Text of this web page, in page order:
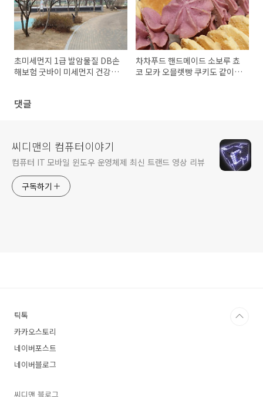
초미세먼지 1급 발암물질 DB손
해보험 굿바이 미세먼지 건강보
차차푸드 핸드메이드 소보루 쵸
코 모카 오믈렛빵 쿠키도 같이
댓글
씨디맨의 컴퓨터이야기
컴퓨터 IT 모바일 윈도우 운영체제 최신 트랜드 영상 리뷰
구독하기
틱톡
카카오스토리
네이버포스트
네이버블로그
씨디맨 블로그